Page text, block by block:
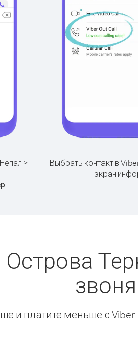
>
Выбрать контакт в
экран
и платите меньше с